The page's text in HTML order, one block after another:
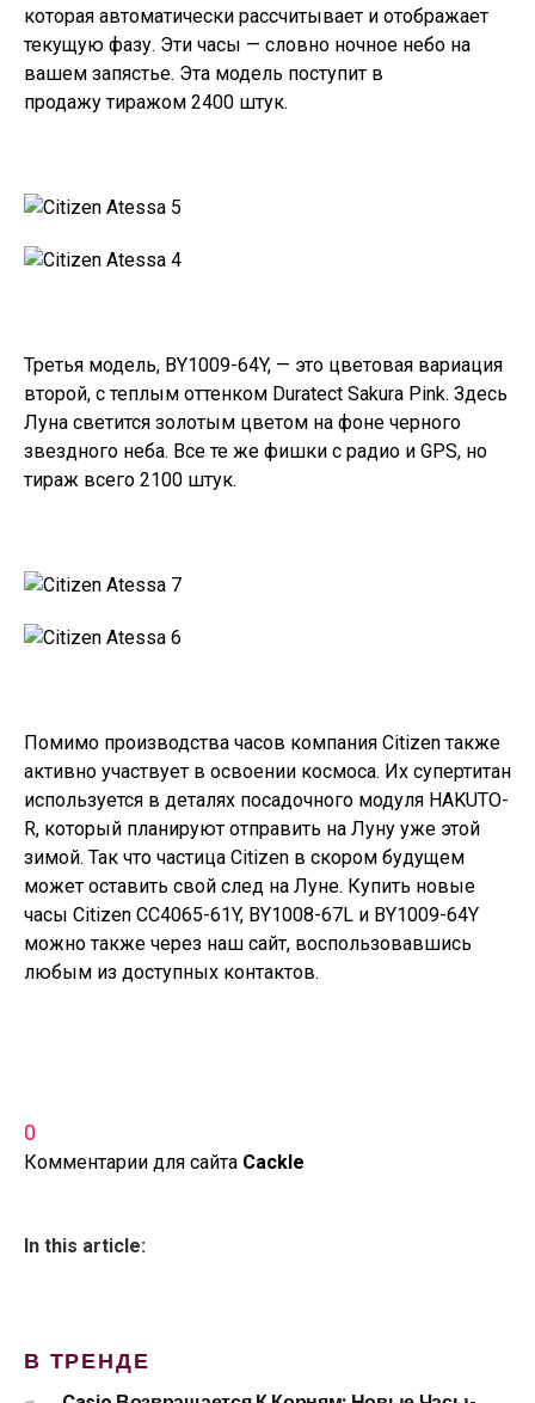
которая автоматически рассчитывает и отображает
текущую фазу. Эти часы — словно ночное небо на
вашем запястье. Эта модель поступит в
продажу тиражом 2400 штук.
Третья модель, BY1009-64Y, — это цветовая вариация
второй, с теплым оттенком Duratect Sakura Pink. Здесь
Луна светится золотым цветом на фоне черного
звездного неба. Все те же фишки с радио и GPS, но
тираж всего 2100 штук.
Помимо производства часов компания Citizen также
активно участвует в освоении космоса. Их супертитан
используется в деталях посадочного модуля HAKUTO-
R, который планируют отправить на Луну уже этой
зимой. Так что частица Citizen в скором будущем
может оставить свой след на Луне. Купить новые
часы Citizen CC4065-61Y, BY1008-67L и BY1009-64Y
можно также через наш сайт, воспользовавшись
любым из доступных контактов.
0
Комментарии для сайта Cackle
In this article:
В ТРЕНДЕ